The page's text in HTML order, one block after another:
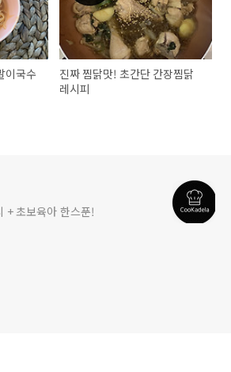
이국수
진짜 찜닭맛! 초간단 간장찜닭
레시피
+ 초보육아 한스푼!